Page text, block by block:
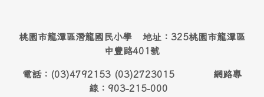
桃園市龍潭區潛龍國民小學 地址：325桃園市龍潭區
中豐路401號
電話：(03)4792153 (03)2723015 網路專
線：903-215-000